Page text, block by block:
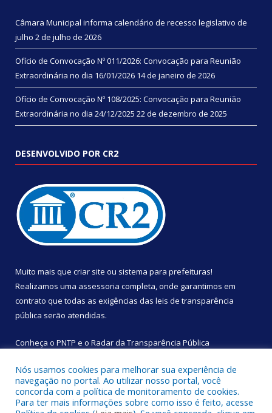
Câmara Municipal informa calendário de recesso legislativo de
julho 2 de julho de 2026
Ofício de Convocação Nº 011/2026: Convocação para Reunião
Extraordinária no dia 16/01/2026 14 de janeiro de 2026
Ofício de Convocação Nº 108/2025: Convocação para Reunião
Extraordinária no dia 24/12/2025 22 de dezembro de 2025
DESENVOLVIDO POR CR2
Muito mais que criar site ou sistema para prefeituras!
Realizamos uma assessoria completa, onde garantimos em
contrato que todas as exigências das leis de transparência
pública serão atendidas.
Conheça o PNTP e o Radar da Transparência Pública
Todos os direitos reservados a Câmara Municipal de São
Nós usamos cookies para melhorar sua experiência de
navegação no portal. Ao utilizar nosso portal, você
concorda com a política de monitoramento de cookies.
Para ter mais informações sobre como isso é feito, acesse